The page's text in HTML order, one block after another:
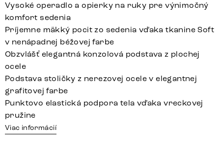
Vysoké operadlo a opierky na ruky pre výnimočný
komfort sedenia
Príjemne mäkký pocit zo sedenia vďaka tkanine Soft
v nenápadnej béžovej farbe
Obzvlášť elegantná konzolová podstava z plochej
ocele
Podstava stoličky z nerezovej ocele v elegantnej
grafitovej farbe
Punktovo elastická podpora tela vďaka vreckovej
pružine
Viac informácií